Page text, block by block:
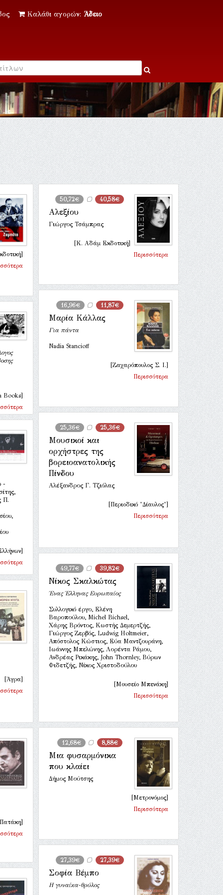
Καλάθι αγορών: Άδειο
50,72€ 40,58€
Αλεξίου
Γιώργος Τσάμπρας
[Κ. Αδάμ Εκδοτική]
Περισσότερα
16,96€ 11,87€
Μαρία Κάλλας
Για πάντα
Nadia Stancioff
[Ζαχαρόπουλος Σ. Ι.]
Περισσότερα
Books]
25,36€ 25,36€
Μουσικοί και
ορχήστρες της
βορειοανατολικής
Πίνδου
Αλέξανδρος Γ. Τζιόλας
[Περιοδικό "Δίαυλος"]
Περισσότερα
-
Π.
49,77€
39,82€
Νίκος Σκαλκώτας
Ένας Έλληνας Ευρωπαίος
Συλλογικό έργο, Ελένη
Βαροπούλου, Michel Bichsel,
Χάρης Βρόντος, Κωστής Δεμερτζής,
Γιώργος Ζερβός, Ludwig Holtmeier,
Απόστολος Κώστιος, Εύα Μαντζουράνη,
Ιωάννης Μπελώνης, Λορέντα Ράμου,
Ανδρέας Ρικάκης, John Thornley, Βύρων
Φιδετζής, Νίκος Χριστοδούλου
[Μουσείο Μπενάκη]
Περισσότερα
[Άγρα]
12,68€ 8,88€
Μια φυσαρμόνικα
που κλαίει
Δήμος Μούτσης
[Μετρονόμος]
Περισσότερα
27,39€ 27,39€
Σοφία Βέμπο
Η γυναίκα-θρύλος